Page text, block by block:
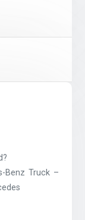
Benz Truck –